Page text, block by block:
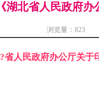
湖北省人民政府
浏览量：823
省人民政府办公厅关于